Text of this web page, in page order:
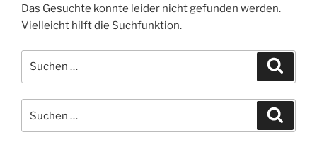
Das Gesuchte konnte leider nicht gefunden werden.
Vielleicht hilft die Suchfunktion.
nach:
nach: